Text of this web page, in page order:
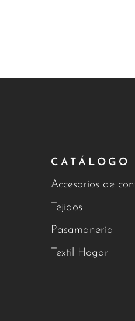
CATÁLOGO
Accesorios de
Tejidos
Pasamanería
Textil Hogar